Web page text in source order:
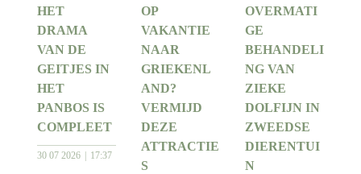
HET
DRAMA
VAN DE
GEITJES IN
HET
PANBOS IS
COMPLEET
30 07 2026 17:37
OP
VAKANTIE
NAAR
GRIEKENL
AND?
VERMIJD
DEZE
ATTRACTIE
S
OVERMATI
GE
BEHANDELI
NG VAN
ZIEKE
DOLFIJN IN
ZWEEDSE
DIERENTUI
N